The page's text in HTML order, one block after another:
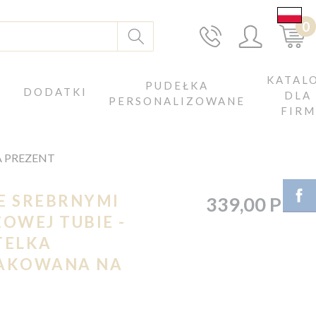
0
DODATKI PUDEŁKA
PERSONALIZOWANE DLA
FIRM
SREBRNYMI
TUBIE -
NA
339,00 PLN